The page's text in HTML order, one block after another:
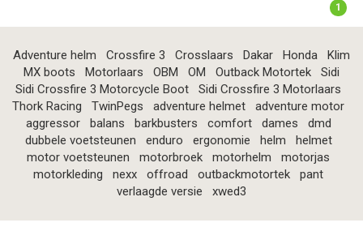
1
Adventure helm Crossfire 3 Crosslaars Dakar Honda
Klim
MX boots
Motorlaars OBM OM Outback Motortek
Sidi
Sidi Crossfire 3 Motorcycle Boot
Sidi Crossfire 3 Motorlaars
Thork Racing
TwinPegs adventure helmet
adventure motor
aggressor
balans barkbusters comfort dames
dmd
dubbele voetsteunen
enduro ergonomie helm
helmet
motor voetsteunen
motorbroek motorhelm
motorjas
motorkleding
nexx offroad outbackmotortek
pant
verlaagde versie
xwed3